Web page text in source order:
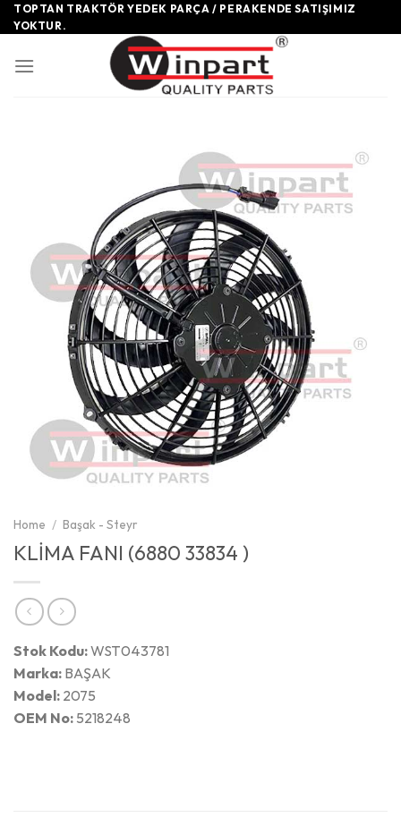
Skip
to
TOPTAN TRAKTÖR YEDEK PARÇA / PERAKENDE SATIŞIMIZ
YOKTUR.
Home / Başak - Steyr
KLİMA FANI (6880 33834 )
Stok Kodu:WST043781
Marka: BAŞAK
Model: 2075
OEM No: 5218248